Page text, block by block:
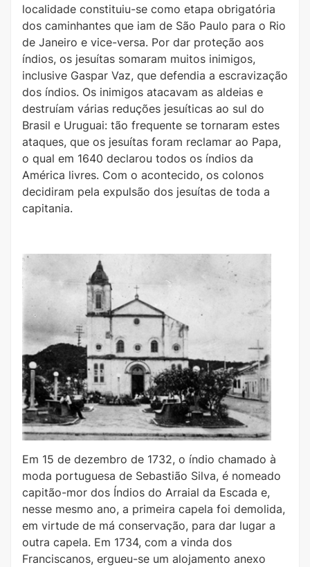
localidade constituiu-se como etapa obrigatória
dos caminhantes que iam de São Paulo para o Rio
de Janeiro e vice-versa. Por dar proteção aos
índios, os jesuítas somaram muitos inimigos,
inclusive Gaspar Vaz, que defendia a escravização
dos índios. Os inimigos atacavam as aldeias e
destruíam várias reduções jesuíticas ao sul do
Brasil e Uruguai: tão frequente se tornaram estes
ataques, que os jesuítas foram reclamar ao Papa,
o qual em 1640 declarou todos os índios da
América livres. Com o acontecido, os colonos
decidiram pela expulsão dos jesuítas de toda a
capitania.
Em 15 de dezembro de 1732, o índio chamado à
moda portuguesa de Sebastião Silva, é nomeado
capitão-mor dos Índios do Arraial da Escada e,
nesse mesmo ano, a primeira capela foi demolida,
em virtude de má conservação, para dar lugar a
outra capela. Em 1734, com a vinda dos
Franciscanos, ergueu-se um alojamento anexo